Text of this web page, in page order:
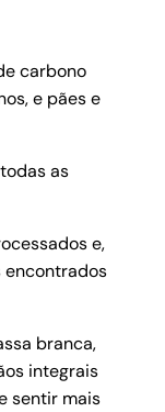
carbono
e pães e
as
e,
encontrados
branca,
integrais
sentir mais